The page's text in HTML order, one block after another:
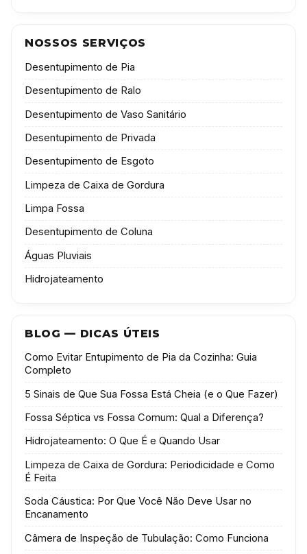
NOSSOS SERVIÇOS
Desentupimento de Pia
Desentupimento de Ralo
Desentupimento de Vaso Sanitário
Desentupimento de Privada
Desentupimento de Esgoto
Limpeza de Caixa de Gordura
Limpa Fossa
Desentupimento de Coluna
Águas Pluviais
Hidrojateamento
BLOG — DICAS ÚTEIS
Como Evitar Entupimento de Pia da Cozinha: Guia
Completo
5 Sinais de Que Sua Fossa Está Cheia (e o Que Fazer)
Fossa Séptica vs Fossa Comum: Qual a Diferença?
Hidrojateamento: O Que É e Quando Usar
Limpeza de Caixa de Gordura: Periodicidade e Como
É Feita
Soda Cáustica: Por Que Você Não Deve Usar no
Encanamento
Câmera de Inspeção de Tubulação: Como Funciona